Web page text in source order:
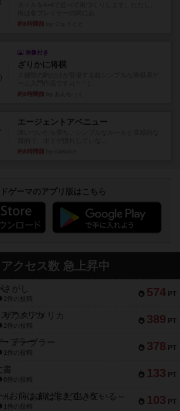
約8時間前
画像付き
ざりかに将棋
約8時間前
エージェントアベニュー
約8時間前
ゲーマのアプリ版はこちら
アクセス数 急上昇中
574 PT
がし
2件の投稿
389 PT
ウスアメリカ
2件の投稿
378 PT
・テーブラー
1件の投稿
133 PT
書
8件の投稿
103 PT
ル ～お前はまだ生きている～
1件の投稿